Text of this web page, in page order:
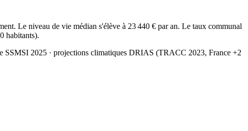
Le niveau de vie médian s'élève à 23 440 € par an. Le taux communal
habitants).
SSMSI 2025 · projections climatiques DRIAS (TRACC 2023, France +2